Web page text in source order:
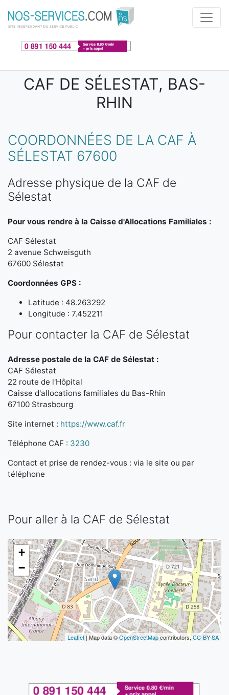
Aller au contenu principal
CAF DE SÉLESTAT, BAS-
RHIN
COORDONNÉES DE LA CAF À
SÉLESTAT 67600
Adresse physique de la CAF de
Sélestat
Pour vous rendre à la Caisse d'Allocations Familiales :
CAF Sélestat
2 avenue Schweisguth
67600 Sélestat
Coordonnées GPS :
Latitude : 48.263292
Longitude : 7.452211
Pour contacter la CAF de Sélestat
Adresse postale de la CAF de Sélestat :
CAF Sélestat
22 route de l'Hôpital
Caisse d'allocations familiales du Bas-Rhin
67100 Strasbourg
Site internet : https://www.caf.fr
Téléphone CAF : 3230
Contact et prise de rendez-vous : via le site ou par
téléphone
Pour aller à la CAF de Sélestat
+
−
Leaflet | Map data ©OpenStreetMapcontributors,CC-BY-SA